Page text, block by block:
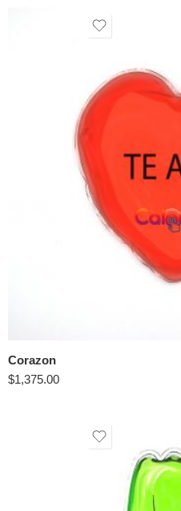
Corazon
$1,375.00